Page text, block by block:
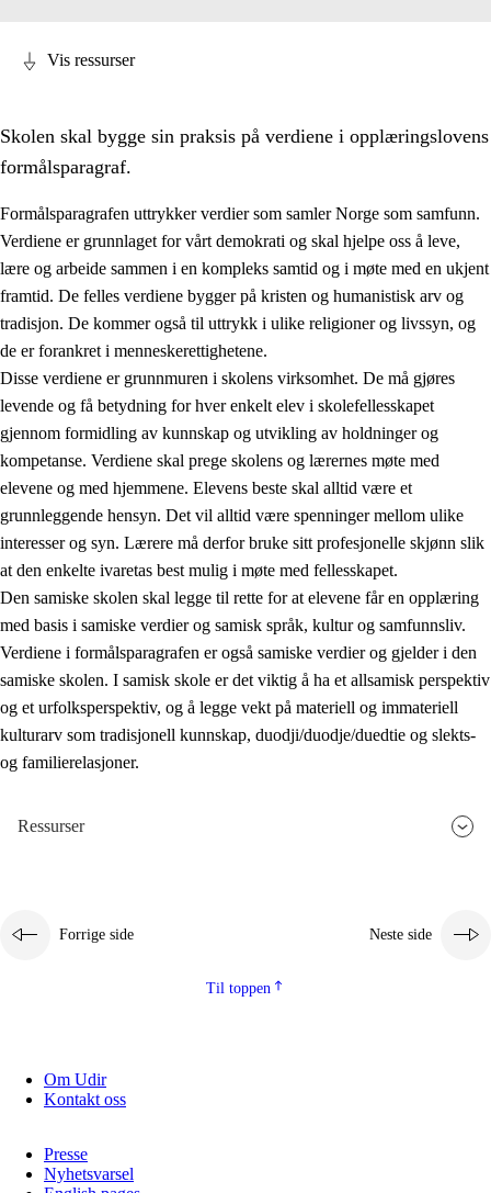
1. Opplæringens verdigrunnlag
1.1 Menneskeverdet
1.2 Identitet og kulturelt mangfold
1.3 Kritisk tenkning og etisk bevissthet
1.4 Skaperglede, engasjement og utforskertrang
1.5 Respekt for naturen og miljøbevissthet
1.6 Demokrati og medvirkning
Vis ressurser
Skolen skal bygge sin praksis på verdiene i opplæringslovens
formålsparagraf.
Formålsparagrafen uttrykker verdier som samler Norge som samfunn.
Verdiene er grunnlaget for vårt demokrati og skal hjelpe oss å leve,
lære og arbeide sammen i en kompleks samtid og i møte med en ukjent
framtid. De felles verdiene bygger på kristen og humanistisk arv og
tradisjon. De kommer også til uttrykk i ulike religioner og livssyn, og
de er forankret i menneskerettighetene.
Disse verdiene er grunnmuren i skolens virksomhet. De må gjøres
levende og få betydning for hver enkelt elev i skolefellesskapet
gjennom formidling av kunnskap og utvikling av holdninger og
kompetanse. Verdiene skal prege skolens og lærernes møte med
elevene og med hjemmene. Elevens beste skal alltid være et
grunnleggende hensyn. Det vil alltid være spenninger mellom ulike
interesser og syn. Lærere må derfor bruke sitt profesjonelle skjønn slik
at den enkelte ivaretas best mulig i møte med fellesskapet.
Den samiske skolen skal legge til rette for at elevene får en opplæring
med basis i samiske verdier og samisk språk, kultur og samfunnsliv.
Verdiene i formålsparagrafen er også samiske verdier og gjelder i den
samiske skolen. I samisk skole er det viktig å ha et allsamisk perspektiv
og et urfolksperspektiv, og å legge vekt på materiell og immateriell
kulturarv som tradisjonell kunnskap, duodji/duodje/duedtie og slekts-
og familierelasjoner.
Ressurser
Forrige side Neste side
Til toppen
Om Udir
Kontakt oss
Presse
Nyhetsvarsel